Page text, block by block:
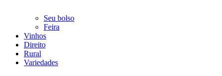
Seu bolso
Feira
Vinhos
Direito
Rural
Variedades